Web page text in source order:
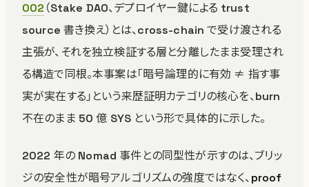
002 （Stake DAO、デプロイヤー鍵による trust
source 書き換え）とは、cross-chain で受け渡される
主張が、それを独立検証する層と分離したまま受理され
る構造で同根。本事案は「暗号論理的に有効 ≠ 指す事
実が実在する」という来歴証明カテゴリの核心を、burn
不在のまま 50 億 SYS という形で具体的に示した。
2022 年の Nomad 事件との同型性が示すのは、ブリッ
ジの安全性が暗号アルゴリズムの強度ではなく、proof